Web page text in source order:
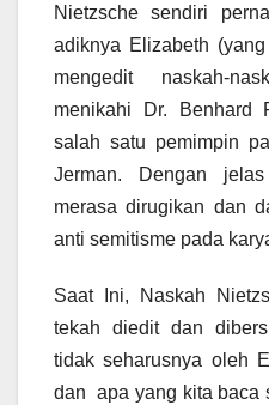
Nietzsche sendiri
adiknya Elizabeth
mengedit naskah-
menikahi Dr. Benhard
salah satu pemimpin
Jerman. Dengan
merasa dirugikan dan
anti semitisme pada
Saat Ini, Naskah
tekah diedit dan
tidak seharusnya oleh
dan apa yang kita baca